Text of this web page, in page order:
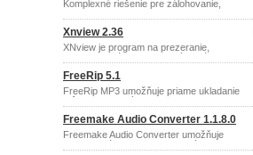
Komplexné riešenie pre zálohovanie,
filmov.
Xnview 2.36
XNview je program na prezeranie,
konverziu a úpravu grafických súborov.
FreeRip 5.1
FreeRip MP3 umožňuje priame ukladanie
stôp zo zvukových CD diskov do
súborov (MP3, OGG, FLAC, WAV) a
vzájomnú konverziu medzi zvukovými
súbormi (MP3, OGG, FLAC, WAV).
Freemake Audio Converter 1.1.8.0
Freemake Audio Converter umožňuje
jednoduchú konverziu zvukových